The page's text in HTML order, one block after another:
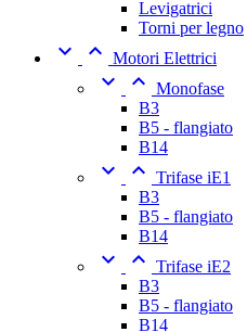
Levigatrici
Torni per legno
  Motori Elettrici
  Monofase
B3
B5 - flangiato
B14
  Trifase iE1
B3
B5 - flangiato
B14
  Trifase iE2
B3
B5 - flangiato
B14